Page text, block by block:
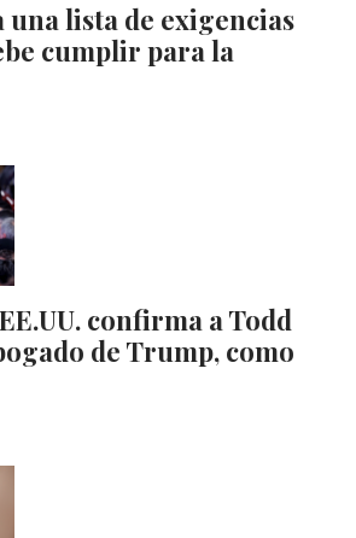
lista de exigencias
cumplir para la
confirma a Todd
de Trump, como